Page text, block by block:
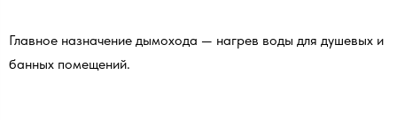
Главное назначение дымохода — нагрев воды для душевых и
банных помещений.